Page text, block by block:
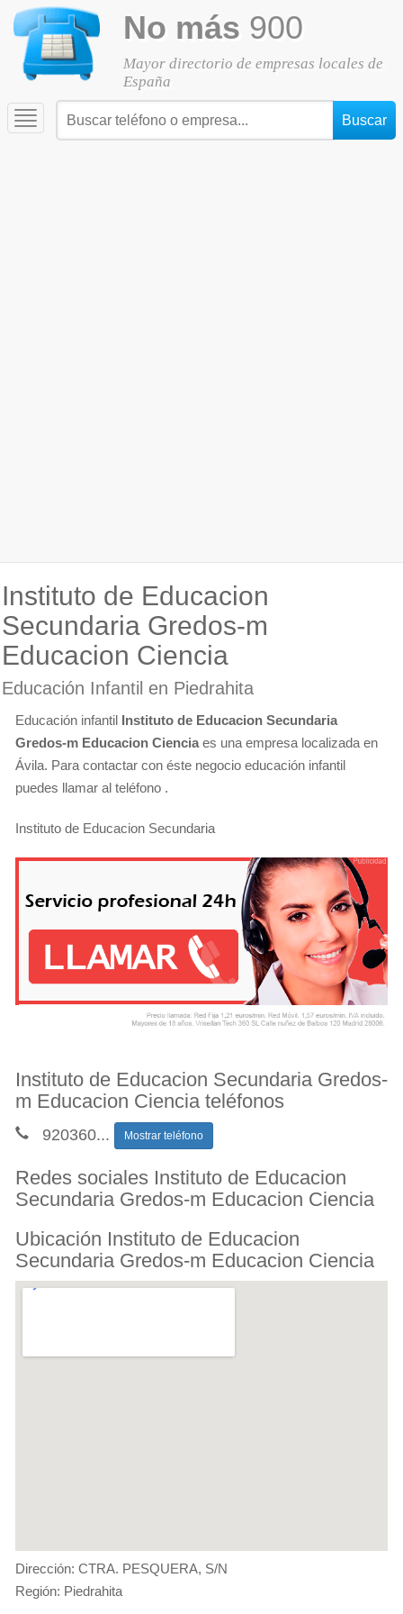
No más 900
Mayor directorio de empresas locales de
España
Toggle
navigation
Instituto de Educacion
Secundaria Gredos-m
Educacion Ciencia
Educación Infantil en Piedrahita
Educación infantil Instituto de Educacion Secundaria
Gredos-m Educacion Ciencia es una empresa localizada en
Ávila. Para contactar con éste negocio educación infantil
puedes llamar al teléfono .
Instituto de Educacion Secundaria
Instituto de Educacion Secundaria Gredos-
m Educacion Ciencia teléfonos
920360... Mostrar teléfono
Redes sociales Instituto de Educacion
Secundaria Gredos-m Educacion Ciencia
Ubicación Instituto de Educacion
Secundaria Gredos-m Educacion Ciencia
Dirección: CTRA. PESQUERA, S/N
Región: Piedrahita